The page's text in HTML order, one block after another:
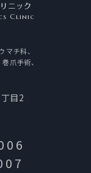
ニック
Clinic
マチ科、
巻爪手術、
目2